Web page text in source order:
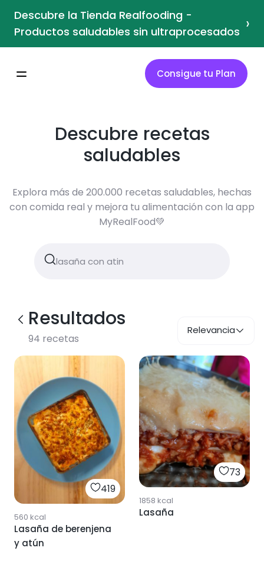
Descubre la Tienda Realfooding -
Productos saludables sin ultraprocesados ›
Consigue tu Plan
Descubre recetas
saludables
Explora más de 200.000 recetas saludables, hechas
con comida real y mejora tu alimentación con la app
MyRealFood💚
Resultados
94 recetas
Relevancia
419
560 kcal
Lasaña de berenjena
y atún
73
1858 kcal
Lasaña